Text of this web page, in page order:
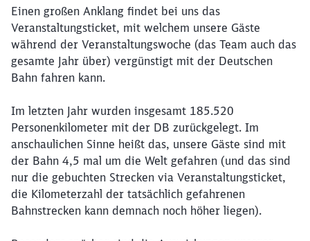
Einen großen Anklang findet bei uns das
Veranstaltungsticket, mit welchem unsere Gäste
während der Veranstaltungswoche (das Team auch das
gesamte Jahr über) vergünstigt mit der Deutschen
Bahn fahren kann.
Im letzten Jahr wurden insgesamt 185.520
Personenkilometer mit der DB zurückgelegt. Im
anschaulichen Sinne heißt das, unsere Gäste sind mit
der Bahn 4,5 mal um die Welt gefahren (und das sind
nur die gebuchten Strecken via Veranstaltungsticket,
die Kilometerzahl der tatsächlich gefahrenen
Bahnstrecken kann demnach noch höher liegen).